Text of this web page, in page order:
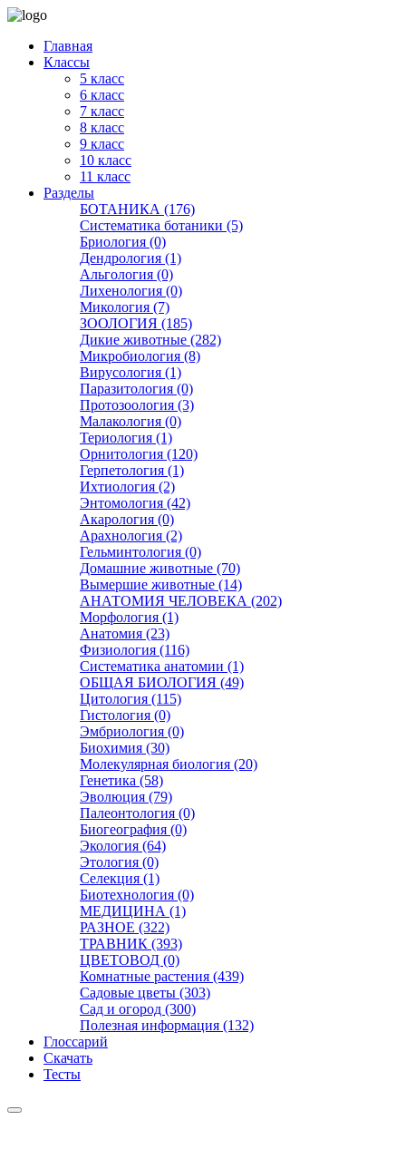
Главная
Классы
5 класс
6 класс
7 класс
8 класс
9 класс
10 класс
11 класс
Разделы
БОТАНИКА (176)
Систематика ботаники (5)
Бриология (0)
Дендрология (1)
Альгология (0)
Лихенология (0)
Микология (7)
ЗООЛОГИЯ (185)
Дикие животные (282)
Микробиология (8)
Вирусология (1)
Паразитология (0)
Протозоология (3)
Малакология (0)
Териология (1)
Орнитология (120)
Герпетология (1)
Ихтиология (2)
Энтомология (42)
Акарология (0)
Арахнология (2)
Гельминтология (0)
Домашние животные (70)
Вымершие животные (14)
АНАТОМИЯ ЧЕЛОВЕКА (202)
Морфология (1)
Анатомия (23)
Физиология (116)
Систематика анатомии (1)
ОБЩАЯ БИОЛОГИЯ (49)
Цитология (115)
Гистология (0)
Эмбриология (0)
Биохимия (30)
Молекулярная биология (20)
Генетика (58)
Эволюция (79)
Палеонтология (0)
Биогеография (0)
Экология (64)
Этология (0)
Селекция (1)
Биотехнология (0)
МЕДИЦИНА (1)
РАЗНОЕ (322)
ТРАВНИК (393)
ЦВЕТОВОД (0)
Комнатные растения (439)
Садовые цветы (303)
Сад и огород (300)
Полезная информация (132)
Глоссарий
Скачать
Тесты